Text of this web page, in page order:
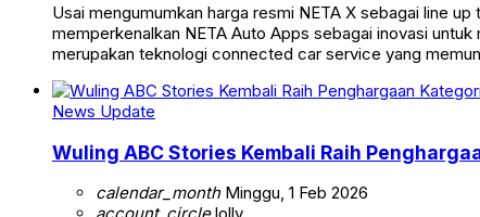
Usai mengumumkan harga resmi NETA X sebagai line
memperkenalkan NETA Auto Apps sebagai inovasi
merupakan teknologi connected car service yang
News Update
Wuling ABC Stories Kembali Raih
calendar_monthMinggu, 1 Feb 2026